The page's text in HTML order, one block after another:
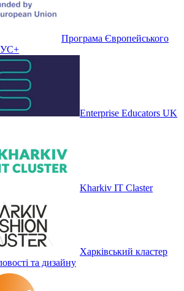
Програма Європейського
Enterprise Educators UK
Kharkiv IT Claster
Харківський кластер
та дизайну